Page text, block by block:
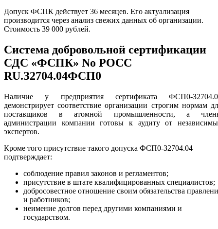
Допуск ФСПК действует 36 месяцев. Его актуализация
производится через анализ свежих данных об организации.
Стоимость 39 000 рублей.
Система добровольной сертификации
СДС «ФСПК» No РОСС
RU.З2704.04ФСП0
Наличие у предприятия сертификата ФСП0-
демонстрирует соответствие организации строгим нормам
поставщиков в атомной промышленности, а
администрации компании готовы к аудиту от
экспертов.
Кроме того присутствие такого допуска ФСП0-З2704.04
подтверждает:
соблюдение правил законов и регламентов;
присутствие в штате квалифицированных специалистов;
добросовестное отношение своим обязательства
и работников;
неимение долгов перед другими компаниями и
государством.